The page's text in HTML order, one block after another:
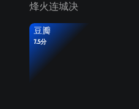
烽火连城决
豆瓣
7.5分